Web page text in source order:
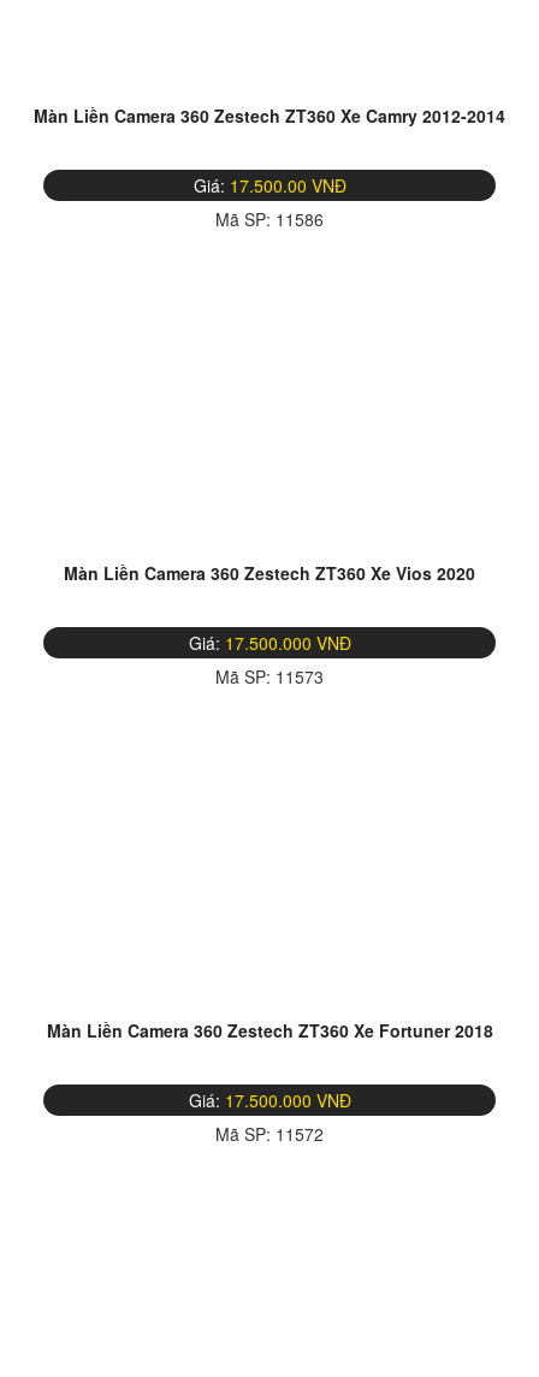
Màn Liền Camera 360 Zestech ZT360 Xe Camry 2012-2014
Giá: 17.500.00 VNĐ
Mã SP: 11586
Màn Liền Camera 360 Zestech ZT360 Xe Vios 2020
Giá: 17.500.000 VNĐ
Mã SP: 11573
Màn Liền Camera 360 Zestech ZT360 Xe Fortuner 2018
Giá: 17.500.000 VNĐ
Mã SP: 11572